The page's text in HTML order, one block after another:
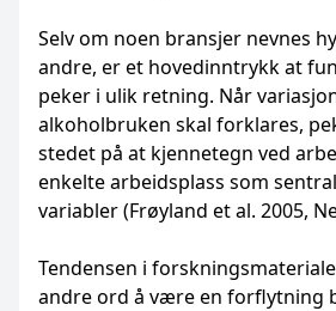
Selv om noen bransjer nevnes
andre, er et hovedinntrykk at
peker i ulik retning. Når
alkoholbruken skal forklares,
stedet på at kjennetegn ved
enkelte arbeidsplass som
variabler (Frøyland et al. 2005,
Tendensen i
andre ord å være en forflytning